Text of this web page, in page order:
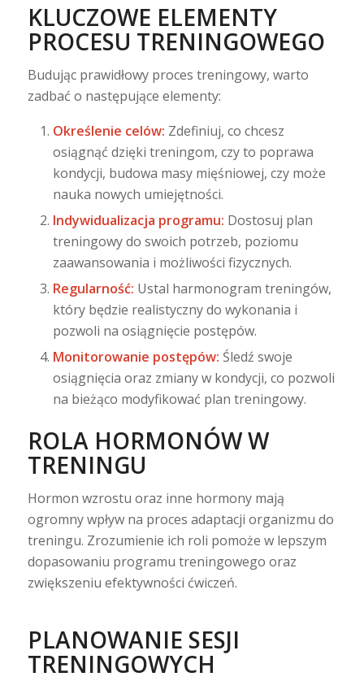
KLUCZOWE ELEMENTY
PROCESU TRENINGOWEGO
Budując prawidłowy proces treningowy, warto
zadbać o następujące elementy:
Określenie celów: Zdefiniuj, co chcesz
osiągnąć dzięki treningom, czy to poprawa
kondycji, budowa masy mięśniowej, czy może
nauka nowych umiejętności.
Indywidualizacja programu: Dostosuj plan
treningowy do swoich potrzeb, poziomu
zaawansowania i możliwości fizycznych.
Regularność: Ustal harmonogram treningów,
który będzie realistyczny do wykonania i
pozwoli na osiągnięcie postępów.
Monitorowanie postępów: Śledź swoje
osiągnięcia oraz zmiany w kondycji, co pozwoli
na bieżąco modyfikować plan treningowy.
ROLA HORMONÓW W
TRENINGU
Hormon wzrostu oraz inne hormony mają
ogromny wpływ na proces adaptacji organizmu do
treningu. Zrozumienie ich roli pomoże w lepszym
dopasowaniu programu treningowego oraz
zwiększeniu efektywności ćwiczeń.
PLANOWANIE SESJI
TRENINGOWYCH